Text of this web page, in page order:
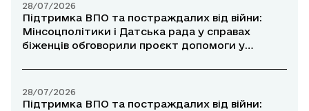
28/07/2026
Підтримка ВПО та постраждалих від війни:
Мінсоцполітики і Датська рада у справах
біженців обговорили проєкт допомоги у
28/07/2026
Підтримка ВПО та постраждалих від війни: